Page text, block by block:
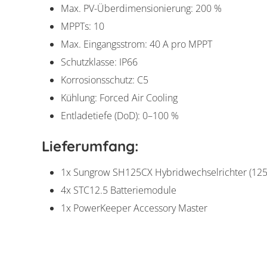
Max. PV-Überdimensionierung: 200 %
MPPTs: 10
Max. Eingangsstrom: 40 A pro MPPT
Schutzklasse: IP66
Korrosionsschutz: C5
Kühlung: Forced Air Cooling
Entladetiefe (DoD): 0–100 %
Lieferumfang:
1x Sungrow SH125CX Hybridwechselrichter
4x STC12.5 Batteriemodule
1x PowerKeeper Accessory Master